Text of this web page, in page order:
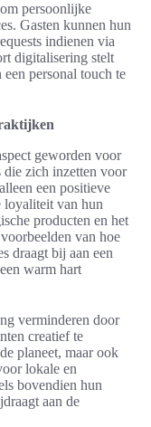
persoonlijke
Gasten kunnen hun
indienen via
digitalisering stelt
een personal touch te
geworden voor
die zich inzetten voor
een positieve
loyaliteit van hun
producten en het
van hoe
draagt bij aan een
warm hart
verminderen door
creatief te
planeet, maar ook
lokale en
bovendien hun
aan de